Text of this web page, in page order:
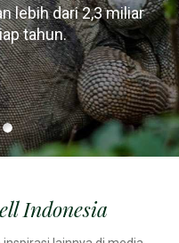
lebih dari 2,3 miliar
tahun.
sekitar 20 m3kayu
sekitar 1 beban truk.
Faber-Castell
hutan yang dikelola
dari bulat menjadi
pensil sering jatuh
meja
Indonesia